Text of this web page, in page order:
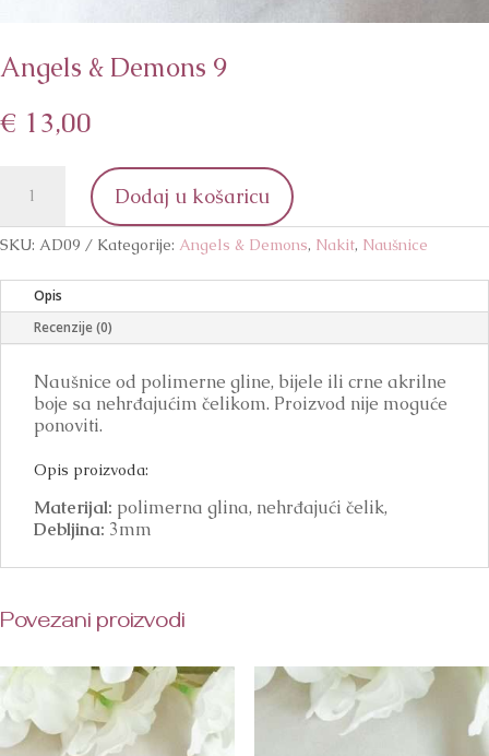
Angels & Demons 9
€ 13,00
9
Dodaj u košaricu
SKU: AD09 Kategorije: Angels & Demons, Nakit, Naušnice
Opis
Recenzije (0)
Naušnice od polimerne gline, bijele ili crne akrilne
boje sa nehrđajućim čelikom. Proizvod nije moguće
ponoviti.
Opis proizvoda:
Materijal: polimerna glina, nehrđajući čelik,
Debljina: 3mm
Povezani proizvodi